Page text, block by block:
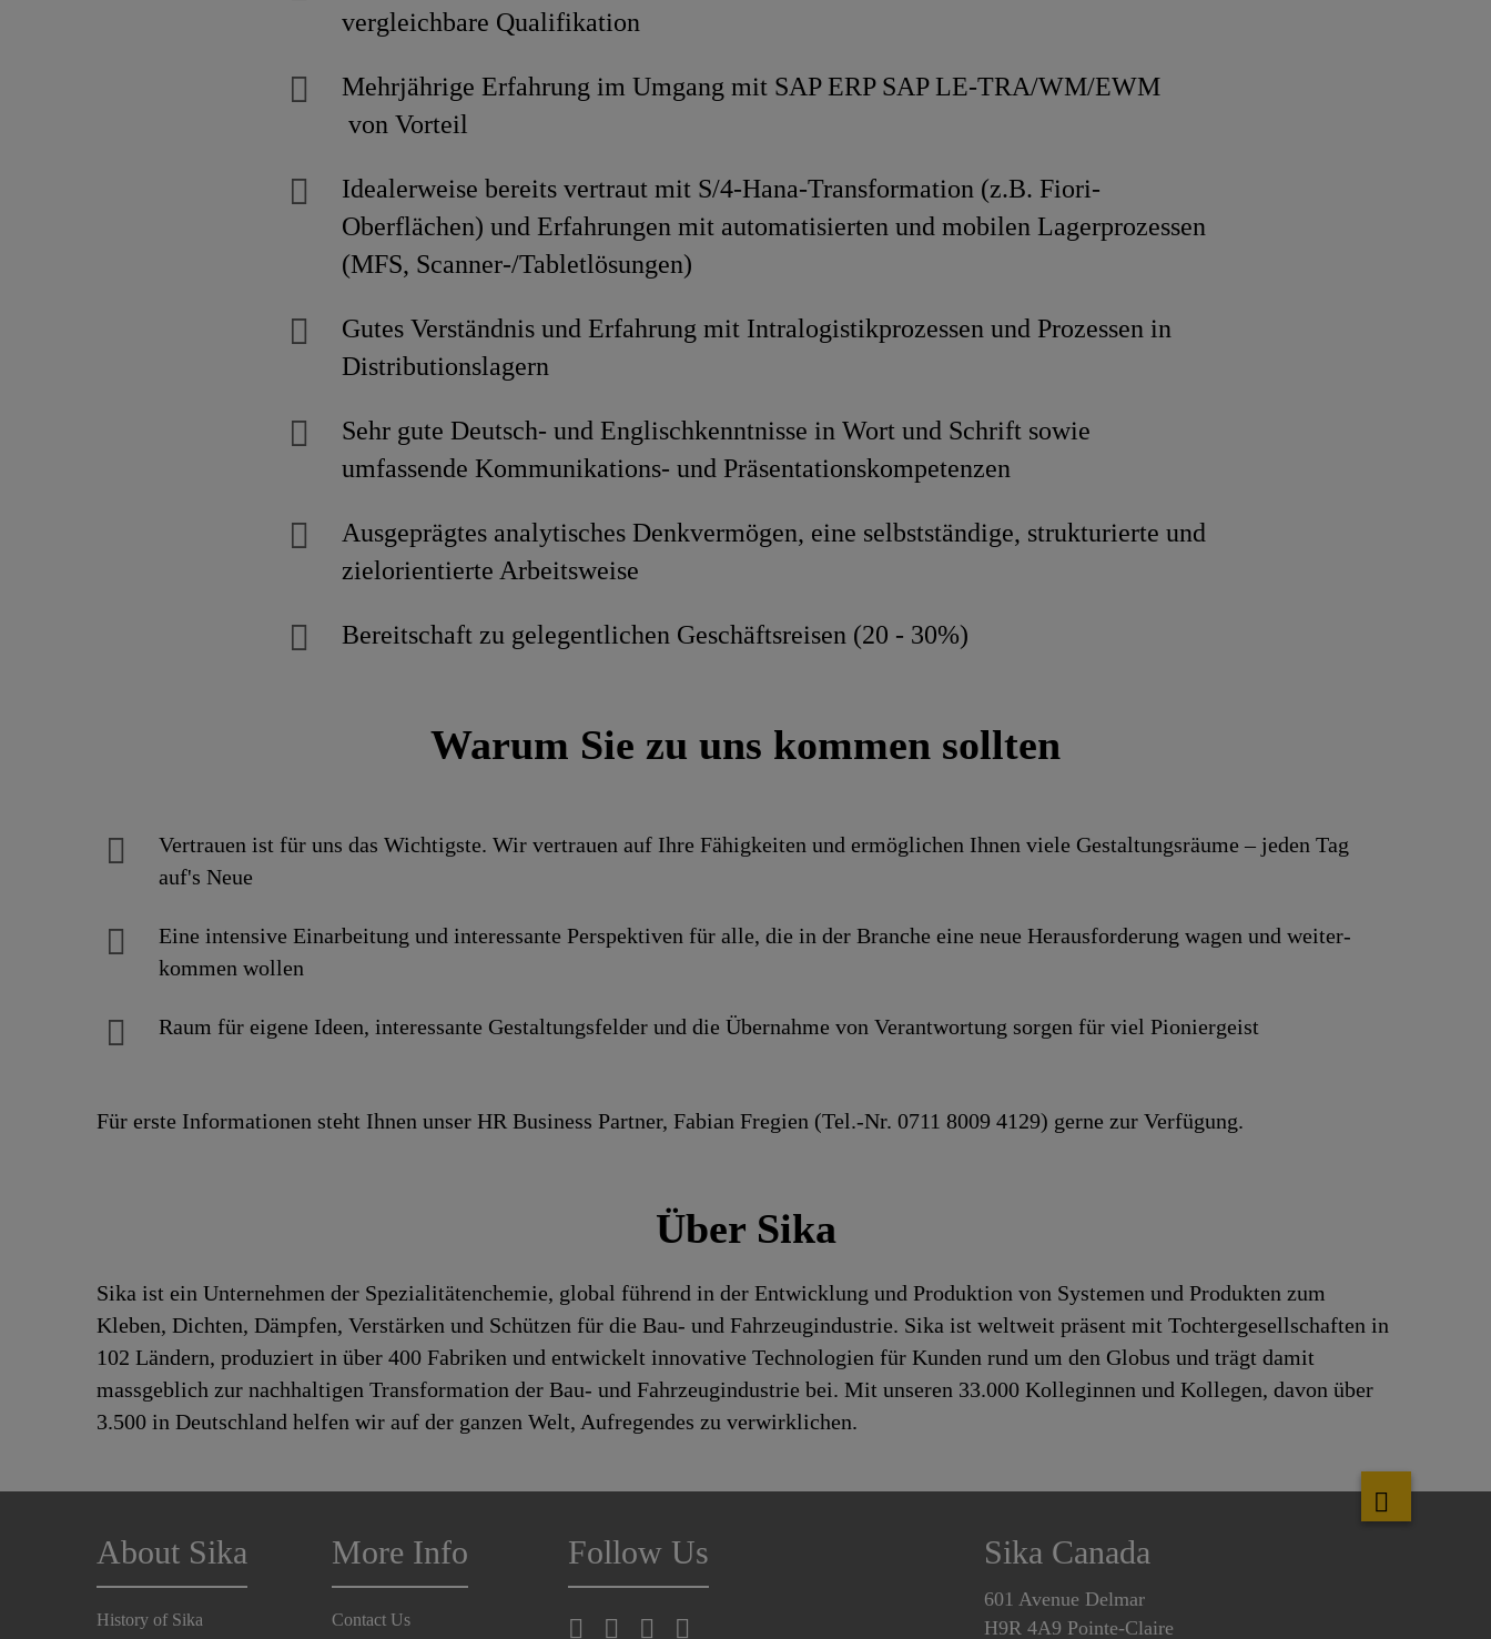
vergleichbare Qualifikation
Mehrjährige Erfahrung im Umgang mit SAP ERP SAP LE-TRA/WM/EWM
von Vorteil
Idealerweise bereits vertraut mit S/4-Hana-Transformation (z.B. Fiori-
Oberflächen) und Erfahrungen mit automatisierten und mobilen Lagerprozessen
(MFS, Scanner-/Tabletlösungen)
Gutes Verständnis und Erfahrung mit Intralogistikprozessen und Prozessen in
Distributionslagern
Sehr gute Deutsch- und Englischkenntnisse in Wort und Schrift sowie
umfassende Kommunikations- und Präsentationskompetenzen
Ausgeprägtes analytisches Denkvermögen, eine selbstständige, strukturierte und
zielorientierte Arbeitsweise
Bereitschaft zu gelegentlichen Geschäftsreisen (20 - 30%)
Warum Sie zu uns kommen sollten
Vertrauen ist für uns das Wichtigste. Wir ver­trauen auf Ihre Fähig­keiten und ermög­lichen Ihnen viele Gestaltungs­räume – jeden Tag
auf's Neue
Eine intensive Einarbei­tung und interes­sante Perspek­tiven für alle, die in der Branche eine neue Heraus­forderung wagen und weiter­
kommen wollen
Raum für eigene Ideen, inte­res­sante Ge­stal­tungs­felder und die Über­nahme von Ver­ant­wor­tung sorgen für viel Pionier­geist
Für erste Informationen steht Ihnen unser HR Business Partner, Fabian Fregien (Tel.-Nr. 0711 8009 4129) gerne zur Verfügung.
Über Sika
Sika ist ein Unternehmen der Spezialitätenchemie, global führend in der Entwicklung und Produktion von Systemen und Produkten zum
Kleben, Dichten, Dämpfen, Verstärken und Schützen für die Bau- und Fahrzeugindustrie. Sika ist weltweit präsent mit Tochtergesellschaften in
102 Ländern, produziert in über 400 Fabriken und entwickelt innovative Technologien für Kunden rund um den Globus und trägt damit
massgeblich zur nachhaltigen Transformation der Bau- und Fahrzeugindustrie bei. Mit unseren 33.000 Kolleginnen und Kollegen, davon über
3.500 in Deutschland helfen wir auf der ganzen Welt, Aufregendes zu verwirklichen.
About Sika
History of Sika
More Info
Contact Us
Follow Us Sika Canada
601 Avenue Delmar
H9R 4A9 Pointe-Claire